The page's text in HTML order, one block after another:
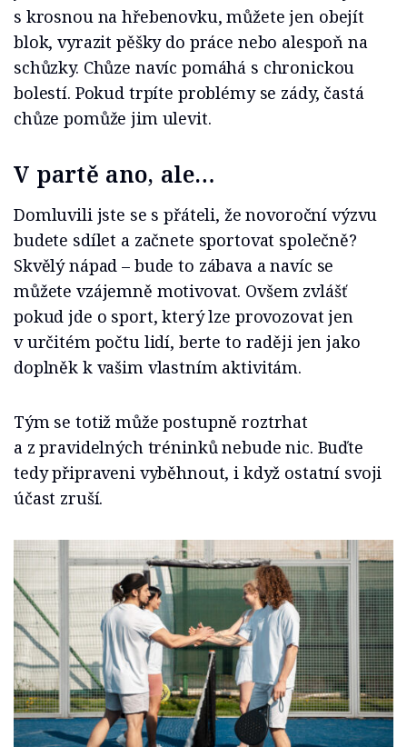
s krosnou na hřebenovku, můžete jen obejít
blok, vyrazit pěšky do práce nebo alespoň na
schůzky. Chůze navíc pomáhá s chronickou
bolestí. Pokud trpíte problémy se zády, častá
chůze pomůže jim ulevit.
V partě ano, ale…
Domluvili jste se s přáteli, že novoroční výzvu
budete sdílet a začnete sportovat společně?
Skvělý nápad – bude to zábava a navíc se
můžete vzájemně motivovat. Ovšem zvlášť
pokud jde o sport, který lze provozovat jen
v určitém počtu lidí, berte to raději jen jako
doplněk k vašim vlastním aktivitám.
Tým se totiž může postupně roztrhat
a z pravidelných tréninků nebude nic. Buďte
tedy připraveni vyběhnout, i když ostatní svoji
účast zruší.